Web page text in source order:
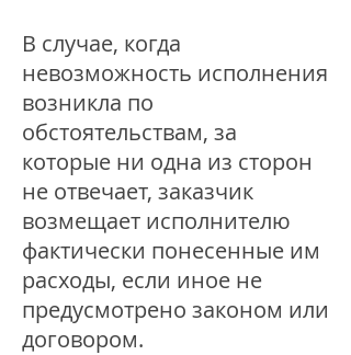
В случае, когда
невозможность исполнения
возникла по
обстоятельствам, за
которые ни одна из сторон
не отвечает, заказчик
возмещает исполнителю
фактически понесенные им
расходы, если иное не
предусмотрено законом или
договором.